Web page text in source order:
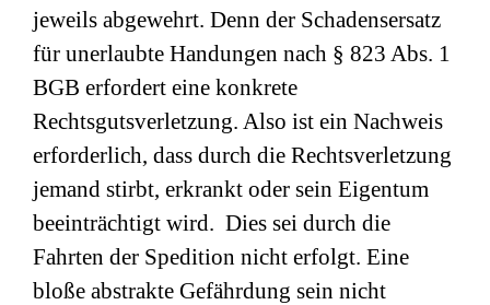
jeweils abgewehrt. Denn der Schadensersatz
für unerlaubte Handungen nach § 823 Abs. 1
BGB erfordert eine konkrete
Rechtsgutsverletzung. Also ist ein Nachweis
erforderlich, dass durch die Rechtsverletzung
jemand stirbt, erkrankt oder sein Eigentum
beeinträchtigt wird. Dies sei durch die
Fahrten der Spedition nicht erfolgt. Eine
bloße abstrakte Gefährdung sein nicht